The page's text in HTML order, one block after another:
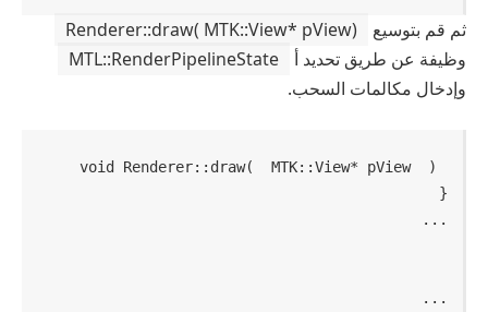
ثم قم بتوسيع
Renderer::draw( MTK::View* pView)
وظيفة عن طريق تحديد أ
MTL::RenderPipelineState
وإدخال مكالمات السحب.
void Renderer::draw(  MTK::View* pView  )